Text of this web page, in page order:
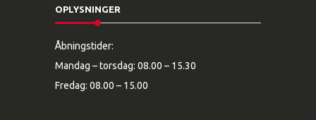
OPLYSNINGER
Åbningstider:
Mandag – torsdag: 08.00 – 15.30
Fredag: 08.00 – 15.00